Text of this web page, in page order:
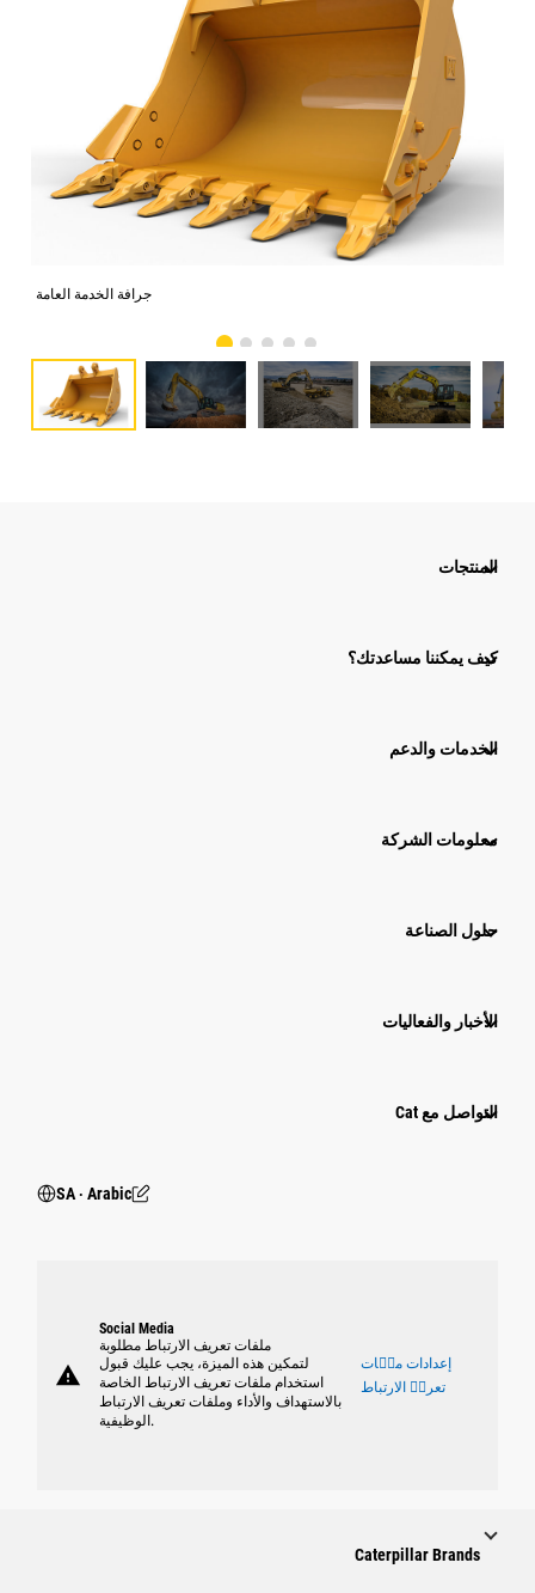
جرافة الخدمة العامة
المنتجات
كيف يمكننا مساعدتك؟
الخدمات والدعم
معلومات الشركة
حلول الصناعة
الأخبار والفعاليات
التواصل مع Cat
SA ‧ Arabic
warning
Social Media
ملفات تعريف الارتباط مطلوبة
لتمكين هذه الميزة، يجب عليك قبول
استخدام ملفات تعريف الارتباط الخاصة
بالاستهداف والأداء وملفات تعريف الارتباط
الوظيفية.
إعدادات ملٝات
تعريٝ الارتباط
Caterpillar Brands